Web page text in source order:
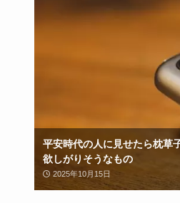
平安時代の人に見せたら枕草
欲しがりそうなもの
2025年10月15日